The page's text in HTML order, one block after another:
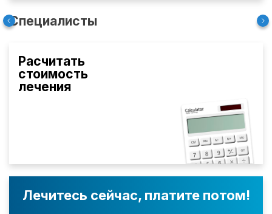
Специалисты
Расчитать
стоимость
лечения
Лечитесь сейчас, платите потом!